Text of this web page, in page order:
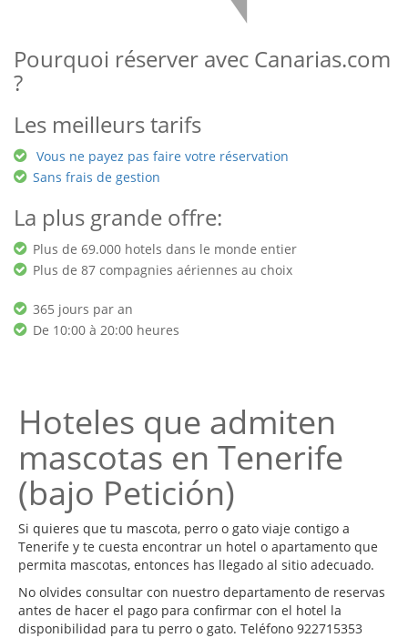
Pourquoi réserver avec Canarias.com
?
Les meilleurs tarifs
Vous ne payez pas faire votre réservation
Sans frais de gestion
La plus grande offre:
Plus de 69.000 hotels dans le monde entier
Plus de 87 compagnies aériennes au choix
365 jours par an
De 10:00 à 20:00 heures
Hoteles que admiten
mascotas en Tenerife
(bajo Petición)
Si quieres que tu mascota, perro o gato viaje contigo a
Tenerife y te cuesta encontrar un hotel o apartamento que
permita mascotas, entonces has llegado al sitio adecuado.
No olvides consultar con nuestro departamento de reservas
antes de hacer el pago para confirmar con el hotel la
disponibilidad para tu perro o gato. Teléfono 922715353